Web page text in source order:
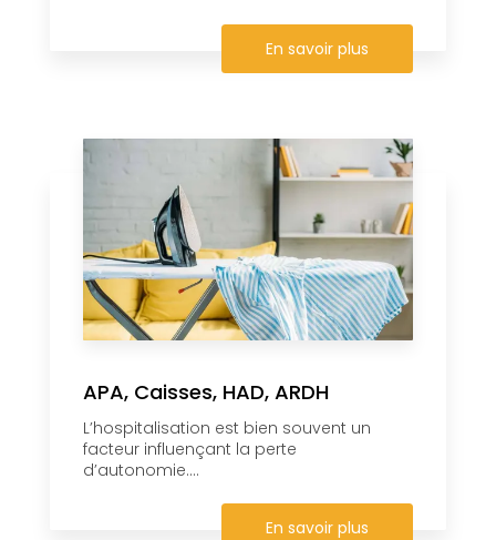
En savoir plus
APA, Caisses, HAD, ARDH
L’hospitalisation est bien souvent un
facteur influençant la perte
d’autonomie....
En savoir plus